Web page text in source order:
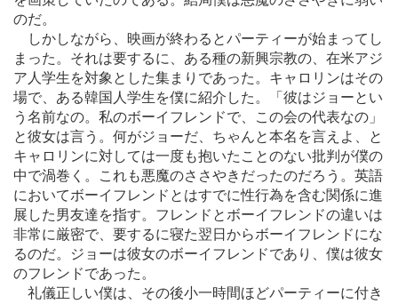
のだ。
しかしながら、映画が終わるとパーティーが始まってし
まった。それは要するに、ある種の新興宗教の、在米アジ
ア人学生を対象とした集まりであった。キャロリンはその
場で、ある韓国人学生を僕に紹介した。「彼はジョーとい
う名前なの。私のボーイフレンドで、この会の代表なの」
と彼女は言う。何がジョーだ、ちゃんと本名を言えよ、と
キャロリンに対しては一度も抱いたことのない批判が僕の
中で渦巻く。これも悪魔のささやきだったのだろう。英語
においてボーイフレンドとはすでに性行為を含む関係に進
展した男友達を指す。フレンドとボーイフレンドの違いは
非常に厳密で、要するに寝た翌日からボーイフレンドにな
るのだ。ジョーは彼女のボーイフレンドであり、僕は彼女
のフレンドであった。
礼儀正しい僕は、その後小一時間ほどパーティーに付き